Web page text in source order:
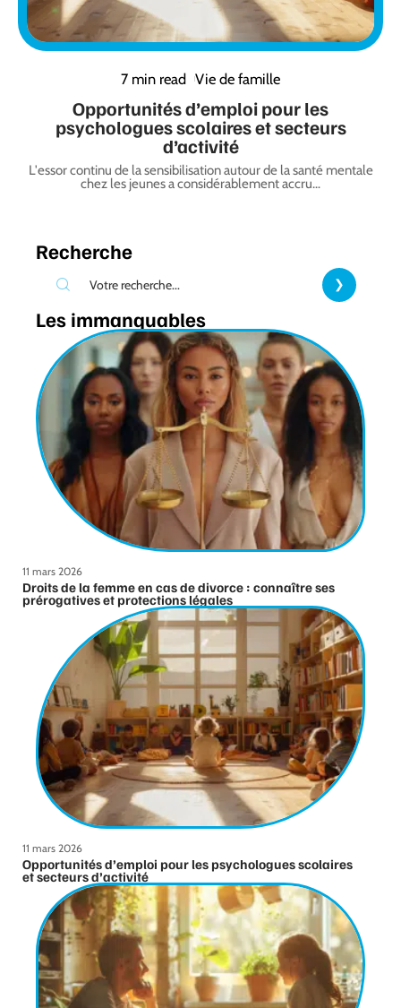
7 min read Vie de famille
Opportunités d’emploi pour les
psychologues scolaires et secteurs
d’activité
L'essor continu de la sensibilisation autour de la santé mentale
chez les jeunes a considérablement accru…
Recherche
Les immanquables
11 mars 2026
Droits de la femme en cas de divorce : connaître ses
prérogatives et protections légales
11 mars 2026
Opportunités d’emploi pour les psychologues scolaires
et secteurs d’activité